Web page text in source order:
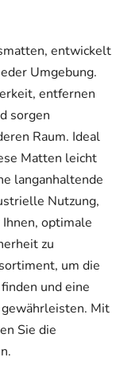
entwickelt
Umgebung.
entfernen
sorgen
Raum. Ideal
Matten leicht
langanhaltende
Nutzung,
optimale
zu
um die
und eine
gewährleisten. Mit
Sie die